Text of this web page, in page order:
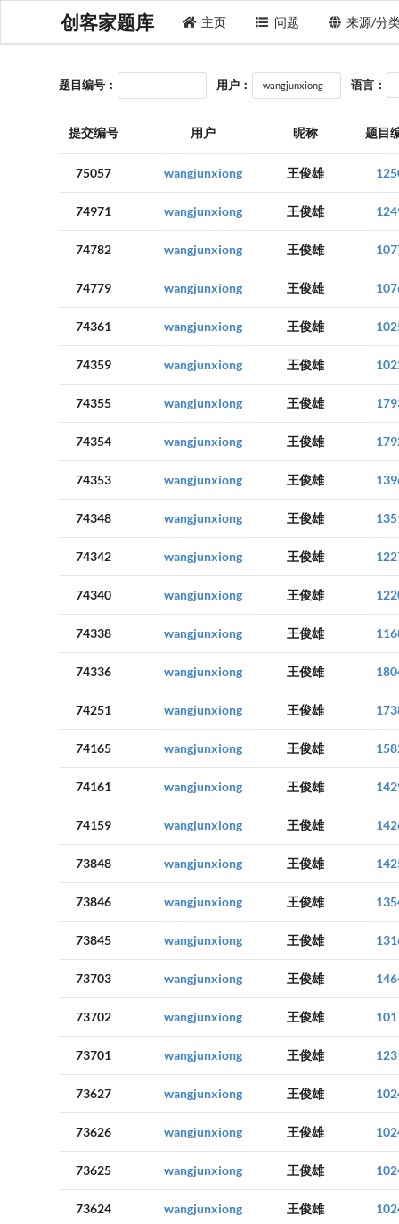
创客家题库 主页 问题 来源/分
题目编号： 用户： 语言：
提交编号 用户 昵称 题目
75057 wangjunxiong 王俊雄
74971 wangjunxiong 王俊雄
74782 wangjunxiong 王俊雄
74779 wangjunxiong 王俊雄
74361 wangjunxiong 王俊雄
74359 wangjunxiong 王俊雄
74355 wangjunxiong 王俊雄
74354 wangjunxiong 王俊雄
74353 wangjunxiong 王俊雄
74348 wangjunxiong 王俊雄
74342 wangjunxiong 王俊雄
74340 wangjunxiong 王俊雄
74338 wangjunxiong 王俊雄
74336 wangjunxiong 王俊雄
74251 wangjunxiong 王俊雄
74165 wangjunxiong 王俊雄
74161 wangjunxiong 王俊雄
74159 wangjunxiong 王俊雄
73848 wangjunxiong 王俊雄
73846 wangjunxiong 王俊雄
73845 wangjunxiong 王俊雄
73703 wangjunxiong 王俊雄
73702 wangjunxiong 王俊雄
73701 wangjunxiong 王俊雄
73627 wangjunxiong 王俊雄
73626 wangjunxiong 王俊雄
73625 wangjunxiong 王俊雄
73624 wangjunxiong 王俊雄